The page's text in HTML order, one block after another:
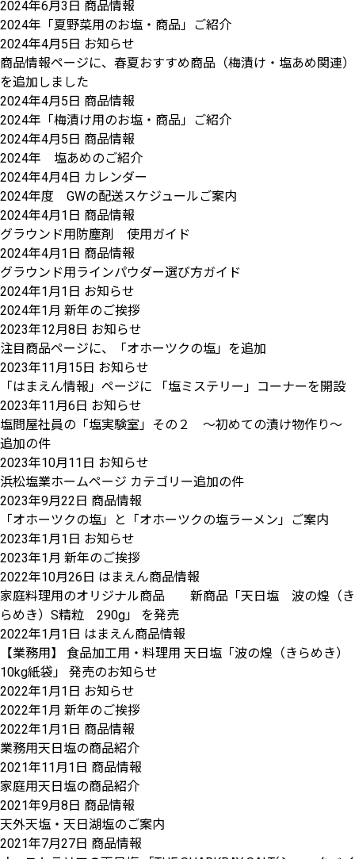
2024年6月3日 商品情報
2024年「夏野菜用のお塩・商品」ご紹介
2024年4月5日 お知らせ
商品情報ページに、春夏おすすめ商品（梅漬け・塩あめ関連）
を追加しました
2024年4月5日 商品情報
2024年「梅漬け用のお塩・商品」ご紹介
2024年4月5日 商品情報
2024年 塩あめのご紹介
2024年4月4日 カレンダー
2024年度 GWの配送スケジュールご案内
2024年4月1日 商品情報
グラウンド用防塵剤 使用ガイド
2024年4月1日 商品情報
グラウンド用ラインパウダー選び方ガイド
2024年1月1日 お知らせ
2024年1月 新年のご挨拶
2023年12月8日 お知らせ
注目商品ページに、「オホーツクの塩」を追加
2023年11月15日 お知らせ
「はまえん情報」ページに 「塩ミステリー」コーナーを開設
2023年11月6日 お知らせ
塩問屋社員の「塩実験室」その２ ～初めての漬け物作り～
追加の件
2023年10月11日 お知らせ
浜松塩業ホームページ カテゴリー追加の件
2023年9月22日 商品情報
「オホーツクの塩」と「オホーツクの塩ラーメン」ご案内
2023年1月1日 お知らせ
2023年1月 新年のご挨拶
2022年10月26日 はまえん商品情報
家庭料理用のオリジナル商品 新商品「天日塩 波の煌（き
らめき）S精粒 290g」 を発売
2022年1月1日 はまえん商品情報
【業務用】 食品加工用・料理用 天日塩「波の煌（きらめき）
10kg紙袋」 発売のお知らせ
2022年1月1日 お知らせ
2022年1月 新年のご挨拶
2022年1月1日 商品情報
業務用天日塩の商品紹介
2021年11月1日 商品情報
家庭用天日塩の商品紹介
2021年9月8日 商品情報
天外天塩・天日湖塩のご案内
2021年7月27日 商品情報